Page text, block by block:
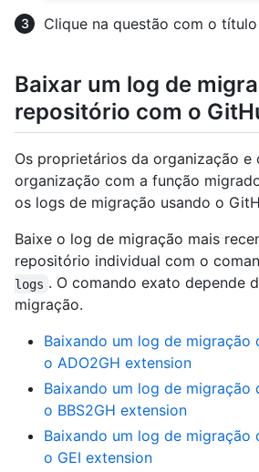
Clique na questão com o
Baixar um log de
repositório com o
Os proprietários da organização e
organização com a função
os logs de migração usando o
Baixe o log de migração mais
repositório individual com o
logs . O comando exato depende
migração.
Baixando um log de migração
o ADO2GH extension
Baixando um log de migração
o BBS2GH extension
Baixando um log de migração
o GEI extension